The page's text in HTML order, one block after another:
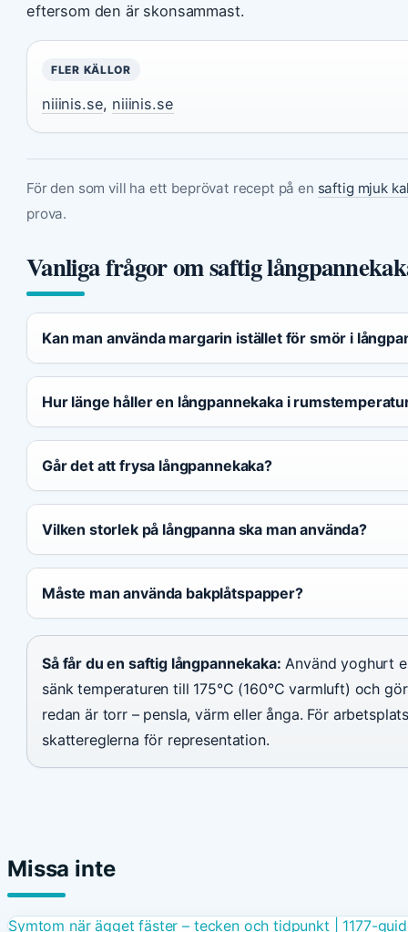
eftersom den är skonsammast.
FLER KÄLLOR
niiinis.se, niiinis.se
För den som vill ha ett beprövat recept på en saftig mjuk
prova.
Vanliga frågor om saftig
Kan man använda margarin istället för smör i
Hur länge håller en långpannekaka i
Går det att frysa långpannekaka?
Vilken storlek på långpanna ska man använda?
Måste man använda bakplåtspapper?
Så får du en saftig långpannekaka: Använd yoghurt
sänk temperaturen till 175°C (160°C varmluft) och
redan är torr – pensla, värm eller ånga. För
skattereglerna för representation.
Missa inte
Symtom när ägget fäster – tecken och tidpunkt | 1177-